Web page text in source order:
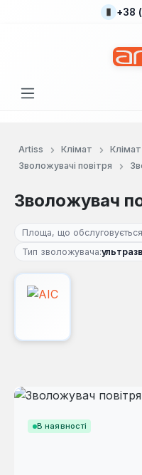
Перейти до основного
+38
Artiss Клімат
Клімат
Зволожувачі повітря
Зволожувач
Площа, що
Тип зволожувача:
В наявності
Пропустити галерею